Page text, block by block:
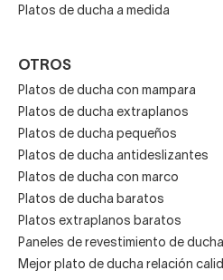
Trabajamos con primeras
excelente relación calidad-
piedra natural.
¿Por qué elegir
Especialistas en
Platos de ducha a medida
OTROS
Platos de ducha con mampara
Platos de ducha extraplanos
Platos de ducha pequeños
Platos de ducha antideslizantes
Platos de ducha con marco
Platos de ducha baratos
Platos extraplanos baratos
Paneles de revestimiento de ducha
Mejor plato de ducha relación